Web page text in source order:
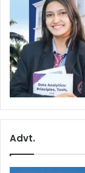
Advt.